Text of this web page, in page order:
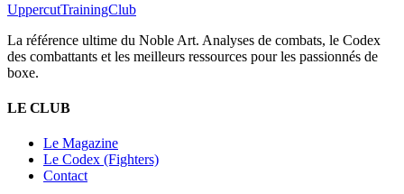
UppercutTrainingClub
La référence ultime du Noble Art. Analyses de combats, le Codex
des combattants et les meilleurs ressources pour les passionnés de
boxe.
LE CLUB
Le Magazine
Le Codex (Fighters)
Contact